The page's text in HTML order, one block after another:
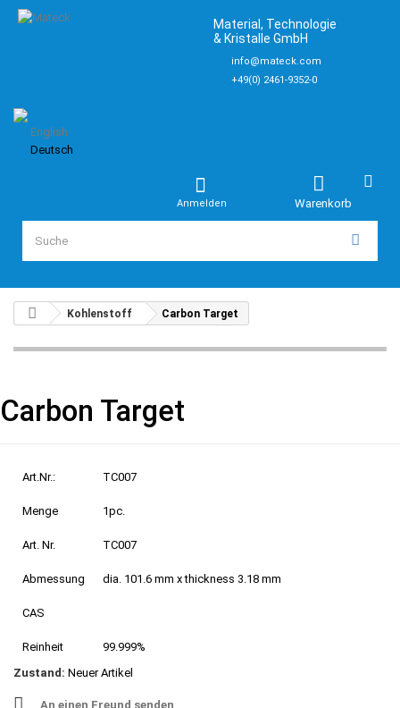
Material, Technologie
& Kristalle GmbH
info@mateck.com
+49(0) 2461-9352-0
English
Deutsch
Warenkorb
Anmelden
Kohlenstoff Carbon Target
Carbon Target
Art.Nr.: TC007
Menge 1pc.
Art. Nr. TC007
Abmessung dia. 101.6 mm x thickness 3.18 mm
CAS
Reinheit
99.999%
Zustand: Neuer Artikel
An einen Freund senden